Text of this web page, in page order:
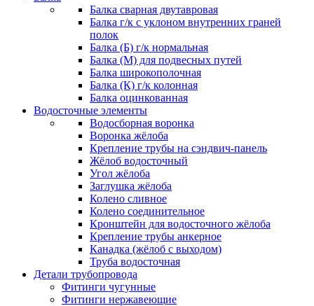
Балка сварная двутавровая
Балка г/к с уклоном внутренних граней
полок
Балка (Б) г/к нормальная
Балка (М) для подвесных путей
Балка широкополочная
Балка (К) г/к колонная
Балка оцинкованная
Водосточные элементы
Водосборная воронка
Воронка жёлоба
Крепление трубы на сэндвич-панель
Жёлоб водосточный
Угол жёлоба
Заглушка жёлоба
Колено сливное
Колено соединительное
Кронштейн для водосточного жёлоба
Крепление трубы анкерное
Канадка (жёлоб с выходом)
Труба водосточная
Детали трубопровода
Фитинги чугунные
Фитинги нержавеющие